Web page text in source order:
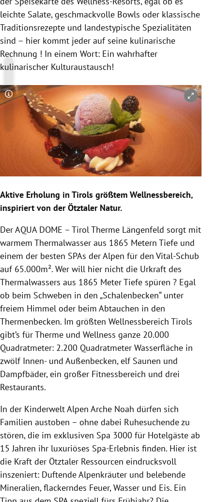
leichte Salate, geschmackvolle Bowls oder klassische
Traditionsrezepte und landestypische Spezialitäten
sind – hier kommt jeder auf seine kulinarische
Rechnung ! In einem Wort: Ein wahrhafter
kulinarischer Kulturaustausch!
Copyright-Hinweis öffnen/schließen
Aktive Erholung in Tirols größtem Wellnessbereich,
inspiriert von der Ötztaler Natur.
Der AQUA DOME – Tirol Therme Längenfeld sorgt mit
warmem Thermalwasser aus 1865 Metern Tiefe und
einem der besten SPAs der Alpen für den Vital-Schub
auf 65.000m². Wer will hier nicht die Urkraft des
Thermalwassers aus 1865 Meter Tiefe spüren ? Egal
ob beim Schweben in den „Schalenbecken“ unter
freiem Himmel oder beim Abtauchen in den
Thermenbecken. Im größten Wellnessbereich Tirols
gibt’s für Therme und Wellness ganze 20.000
Quadratmeter: 2.200 Quadratmeter Wasserfläche in
zwölf Innen- und Außenbecken, elf Saunen und
Dampfbäder, ein großer Fitnessbereich und drei
Restaurants.
In der Kinderwelt Alpen Arche Noah dürfen sich
Familien austoben – ohne dabei Ruhesuchende zu
stören, die im exklusiven Spa 3000 für Hotelgäste ab
15 Jahren ihr luxuriöses Spa-Erlebnis finden. Hier ist
die Kraft der Ötztaler Ressourcen eindrucksvoll
inszeniert: Duftende Alpenkräuter und belebende
Mineralien, flackerndes Feuer, Wasser und Eis. Ein